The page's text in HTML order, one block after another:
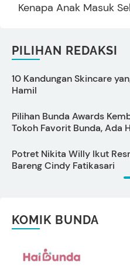
Kenapa Anak Masuk
PILIHAN REDAKSI
10 Kandungan Skincare
Hamil
Pilihan Bunda Awards
Tokoh Favorit Bunda, Ada
Potret Nikita Willy Ikut
Bareng Cindy Fatikasari
KOMIK BUNDA